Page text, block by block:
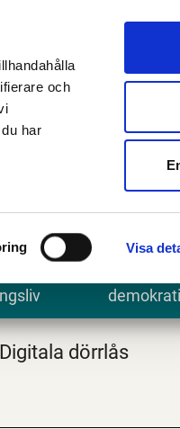
och
har
Visa
E-tjänster och
Sök
demokrati
Digitala dörrlås